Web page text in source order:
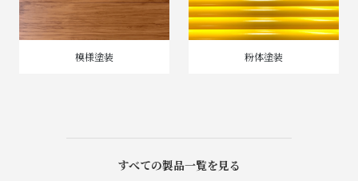
模様塗装 粉体塗装
すべての製品一覧を見る